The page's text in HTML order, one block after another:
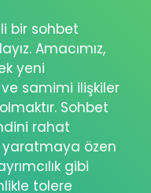
bir sohbet
Amacımız,
yeni
samimi ilişkiler
Sohbet
rahat
özen
gibi
tolere